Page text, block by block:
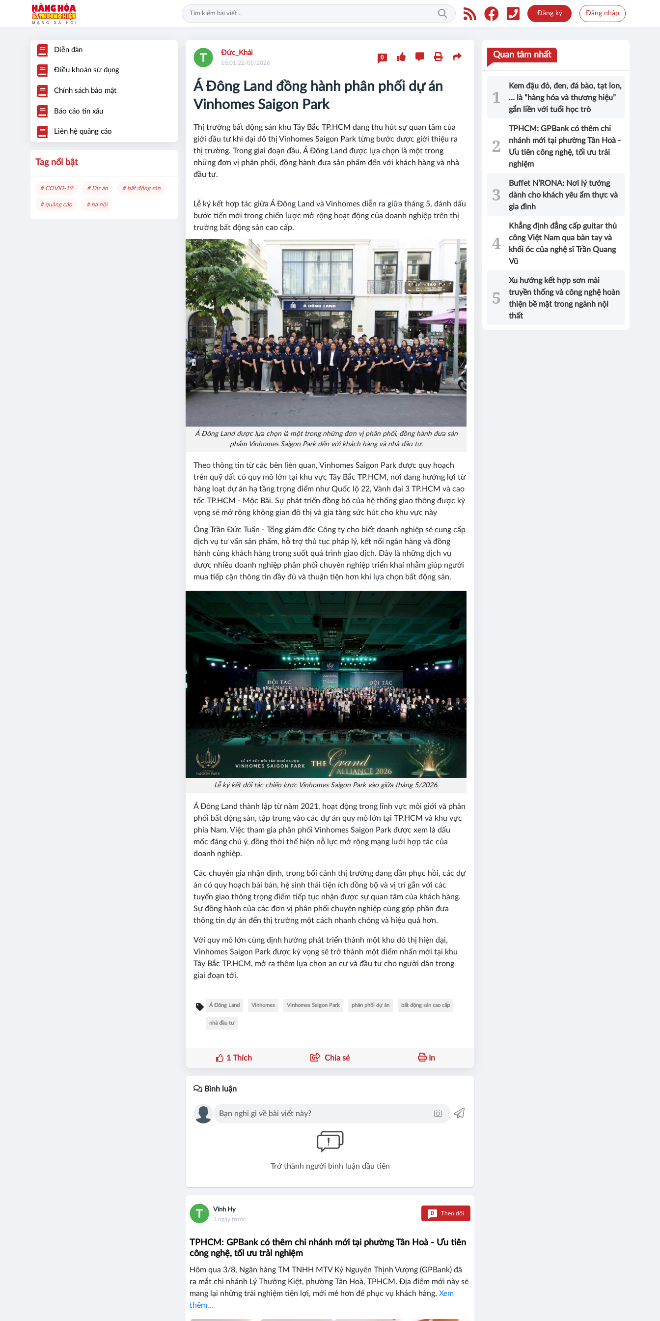
Đăng ký Đăng nhập
Á Đông Land đồng hành phân phối dự án
Vinhomes Saigon Park
Thị trường bất động sản khu Tây Bắc TP.HCM đang thu hút sự quan tâm của
giới đầu tư khi đại đô thị Vinhomes Saigon Park từng bước được giới thiệu ra
thị trường. Trong giai đoạn đầu, Á Đông Land được lựa chọn là một trong
những đơn vị phân phối, đồng hành đưa sản phẩm đến với khách hàng và nhà
đầu tư.
Đức_Khải
18:01 22/05/2026
0
Lễ ký kết hợp tác giữa Á Đông Land và Vinhomes diễn ra giữa tháng 5, đánh dấu
bước tiến mới trong chiến lược mở rộng hoạt động của doanh nghiệp trên thị
trường bất động sản cao cấp.
Á Đông Land được lựa chọn là một trong những đơn vị phân phối, đồng hành đưa sản
phẩm Vinhomes Saigon Park đến với khách hàng và nhà đầu tư.
Theo thông tin từ các bên liên quan, Vinhomes Saigon Park được quy hoạch
trên quỹ đất có quy mô lớn tại khu vực Tây Bắc TP.HCM, nơi đang hưởng lợi từ
hàng loạt dự án hạ tầng trọng điểm như Quốc lộ 22, Vành đai 3 TP.HCM và cao
tốc TP.HCM - Mộc Bài. Sự phát triển đồng bộ của hệ thống giao thông được kỳ
vọng sẽ mở rộng không gian đô thị và gia tăng sức hút cho khu vực này
Ông Trần Đức Tuấn - Tổng giám đốc Công ty cho biết doanh nghiệp sẽ cung cấp
dịch vụ tư vấn sản phẩm, hỗ trợ thủ tục pháp lý, kết nối ngân hàng và đồng
hành cùng khách hàng trong suốt quá trình giao dịch. Đây là những dịch vụ
được nhiều doanh nghiệp phân phối chuyên nghiệp triển khai nhằm giúp người
mua tiếp cận thông tin đầy đủ và thuận tiện hơn khi lựa chọn bất động sản.
Lễ ký kết đối tác chiến lược Vinhomes Saigon Park vào giữa tháng 5/2026.
Á Đông Land thành lập từ năm 2021, hoạt động trong lĩnh vực môi giới và phân
phối bất động sản, tập trung vào các dự án quy mô lớn tại TP.HCM và khu vực
phía Nam. Việc tham gia phân phối Vinhomes Saigon Park được xem là dấu
mốc đáng chú ý, đồng thời thể hiện nỗ lực mở rộng mạng lưới hợp tác của
doanh nghiệp.
Các chuyên gia nhận định, trong bối cảnh thị trường đang dần phục hồi, các dự
án có quy hoạch bài bản, hệ sinh thái tiện ích đồng bộ và vị trí gắn với các
tuyến giao thông trọng điểm tiếp tục nhận được sự quan tâm của khách hàng.
Sự đồng hành của các đơn vị phân phối chuyên nghiệp cũng góp phần đưa
thông tin dự án đến thị trường một cách nhanh chóng và hiệu quả hơn.
Với quy mô lớn cùng định hướng phát triển thành một khu đô thị hiện đại,
Vinhomes Saigon Park được kỳ vọng sẽ trở thành một điểm nhấn mới tại khu
Tây Bắc TP.HCM, mở ra thêm lựa chọn an cư và đầu tư cho người dân trong
giai đoạn tới.
Á Đông Land Vinhomes Vinhomes Saigon Park phân phối dự án bất động sản cao cấp
nhà đầu tư
1Thích Chia sẻ In
Bình luận
Trở thành người bình luận đầu tiên
Vĩnh Hy
3 ngày trước
0 Theo dõi
TPHCM: GPBank có thêm chi nhánh mới tại phường Tân Hoà - Ưu tiên
công nghệ, tối ưu trải nghiệm
Hôm qua 3/8, Ngân hàng TM TNHH MTV Kỷ Nguyên Thịnh Vượng (GPBank) đã
ra mắt chi nhánh Lý Thường Kiệt, phường Tân Hoà, TPHCM. Địa điểm mới này sẽ
mang lại những trải nghiệm tiện lợi, mới mẻ hơn để phục vụ khách hàng. Xem
thêm...
Diễn đàn
Điều khoản sử dụng
Chính sách bảo mật
Báo cáo tin xấu
Liên hệ quảng cáo
Tag nổi bật
# COVID-19 # Dự án # bất động sản
# quảng cáo # hà nội
Quan tâm nhất
Kem đậu đỏ, đen, đá bào, tạt lon,
… là “hàng hóa và thương hiệu”
gắn liền với tuổi học trò
TPHCM: GPBank có thêm chi
nhánh mới tại phường Tân Hoà -
Ưu tiên công nghệ, tối ưu trải
nghiệm
Buffet N’RONA: Nơi lý tưởng
dành cho khách yêu ẩm thực và
gia đình
Khẳng định đẳng cấp guitar thủ
công Việt Nam qua bàn tay và
khối óc của nghệ sĩ Trần Quang
Vũ
Xu hướng kết hợp sơn mài
truyền thống và công nghệ hoàn
thiện bề mặt trong ngành nội
thất